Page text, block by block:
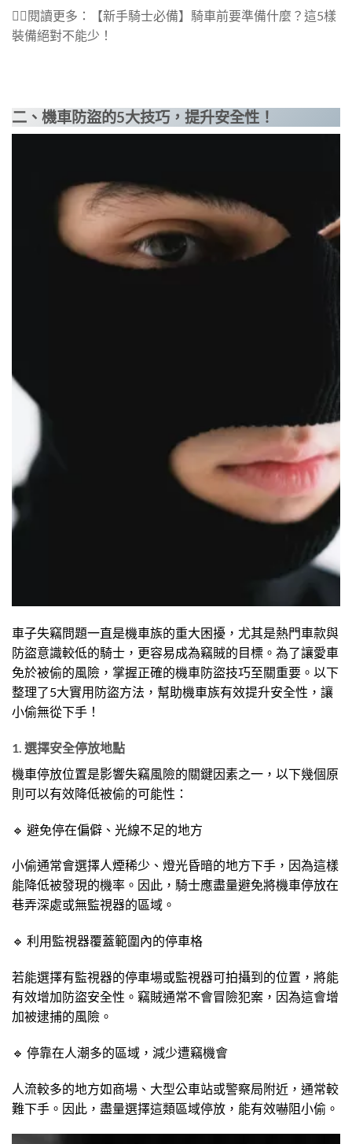
👉🏻閱讀更多：【新手騎士必備】騎車前要準備什麼？這5樣
裝備絕對不能少！
二、機車防盜的5大技巧，提升安全性！
車子失竊問題一直是機車族的重大困擾，尤其是熱門車款與
防盜意識較低的騎士，更容易成為竊賊的目標。為了讓愛車
免於被偷的風險，掌握正確的機車防盜技巧至關重要。以下
整理了5大實用防盜方法，幫助機車族有效提升安全性，讓
小偷無從下手！
1. 選擇安全停放地點
機車停放位置是影響失竊風險的關鍵因素之一，以下幾個原
則可以有效降低被偷的可能性：
🔹 避免停在偏僻、光線不足的地方
小偷通常會選擇人煙稀少、燈光昏暗的地方下手，因為這樣
能降低被發現的機率。因此，騎士應盡量避免將機車停放在
巷弄深處或無監視器的區域。
🔹 利用監視器覆蓋範圍內的停車格
若能選擇有監視器的停車場或監視器可拍攝到的位置，將能
有效增加防盜安全性。竊賊通常不會冒險犯案，因為這會增
加被逮捕的風險。
🔹 停靠在人潮多的區域，減少遭竊機會
人流較多的地方如商場、大型公車站或警察局附近，通常較
難下手。因此，盡量選擇這類區域停放，能有效嚇阻小偷。